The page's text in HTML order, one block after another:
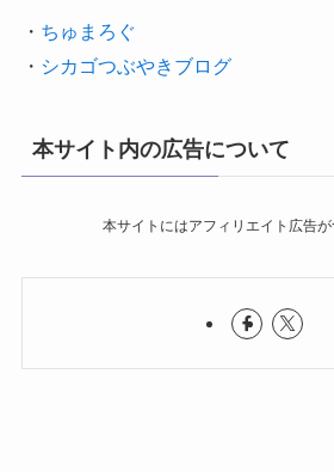
・ ちゅまろぐ
・ シカゴつぶやきブログ
本サイト内の広告について
本サイトにはアフィリエイト広告